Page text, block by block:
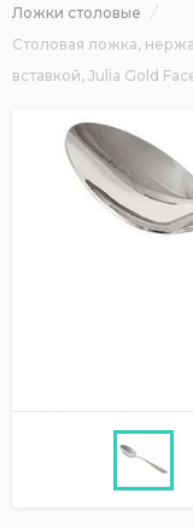
Ложки столовые
Столовая ложка,
вставкой, Julia Gold